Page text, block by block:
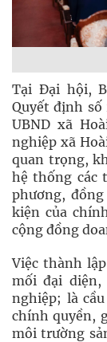
Tại Đại hội,
Quyết định số
UBND xã
nghiệp xã
quan trọng,
hệ thống các
phương,
kiện của
cộng đồng
Việc thành
mối đại diện,
nghiệp; là
chính quyền,
môi trường